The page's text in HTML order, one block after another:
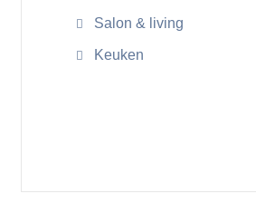
Salon & living
Keuken